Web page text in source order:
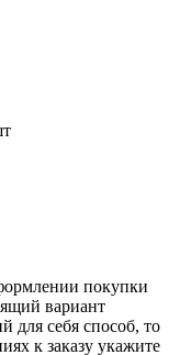
покупки
вариант
для себя способ, то
к заказу укажите